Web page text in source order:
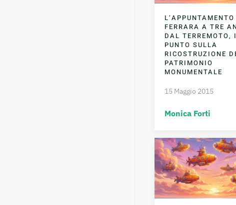
L’APPUNTAMENTO
FERRARA A TRE
DAL TERREMOTO,
PUNTO SULLA
RICOSTRUZIONE
PATRIMONIO
MONUMENTALE
15 Maggio 2015
Monica Forti